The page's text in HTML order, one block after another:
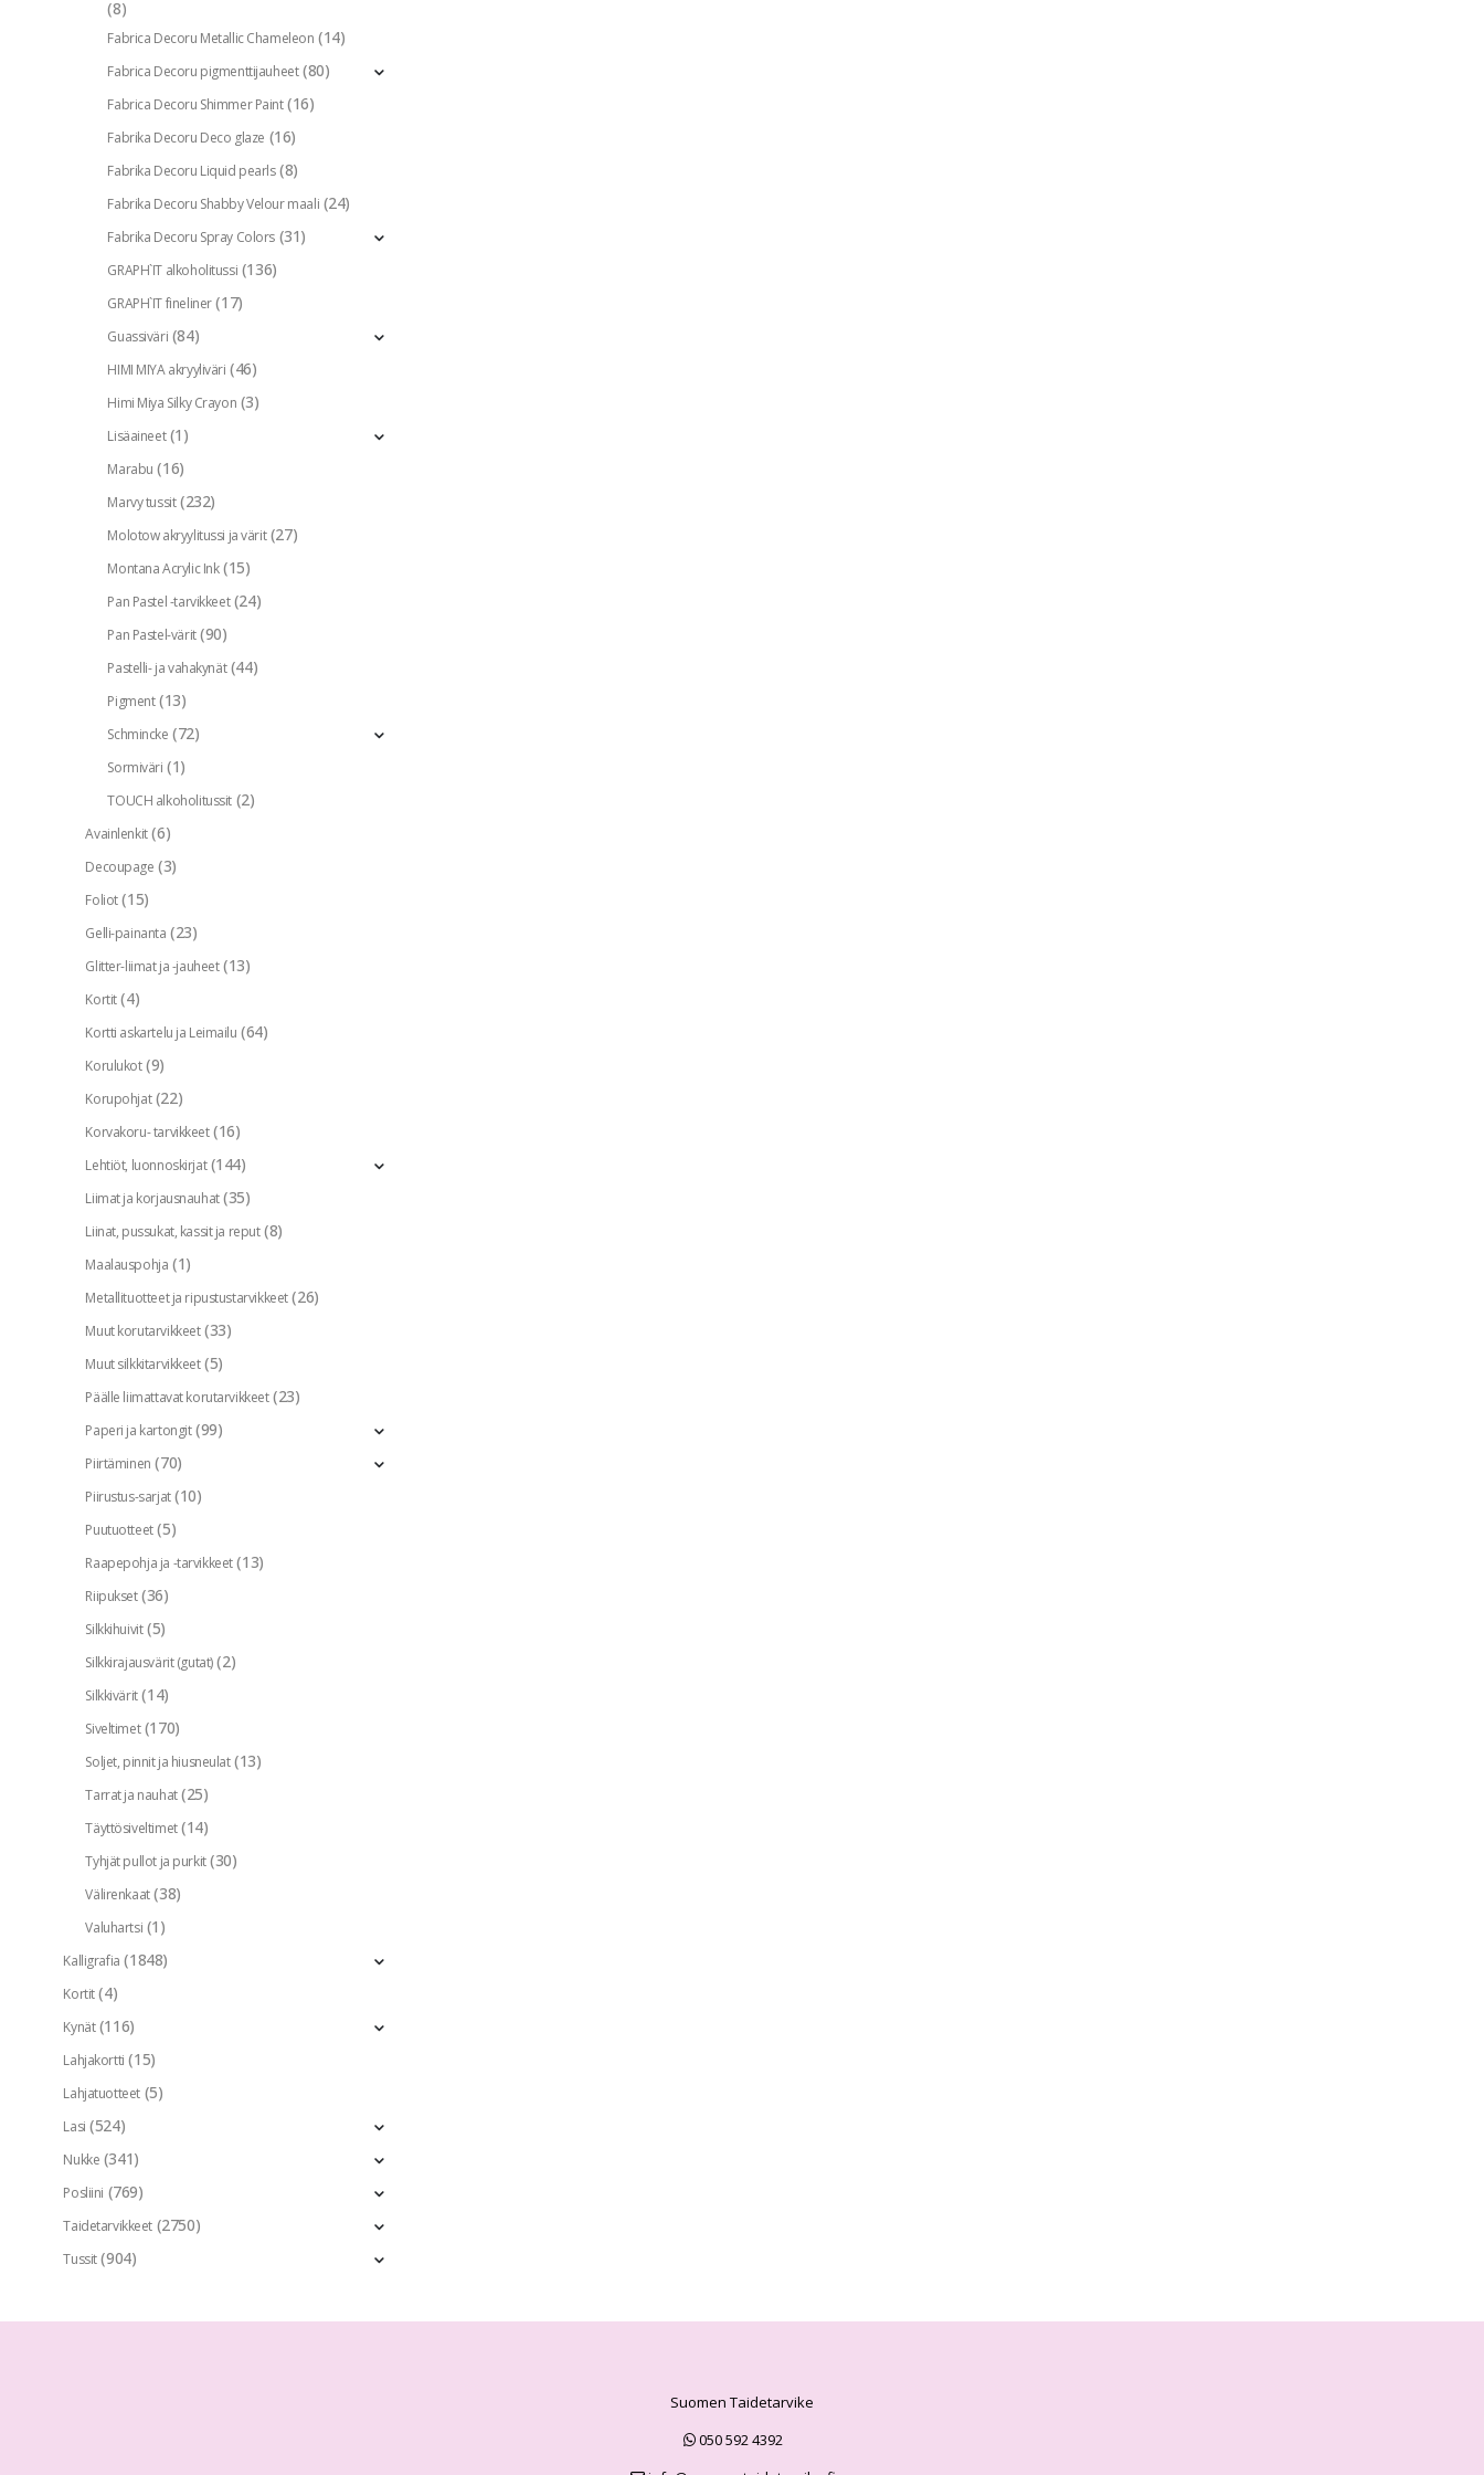
(8)
Fabrica Decoru Metallic Chameleon (14)
Fabrica Decoru pigmenttijauheet (80)
Fabrica Decoru Shimmer Paint (16)
Fabrika Decoru Deco glaze (16)
Fabrika Decoru Liquid pearls (8)
Fabrika Decoru Shabby Velour maali (24)
Fabrika Decoru Spray Colors (31)
GRAPH`IT alkoholitussi (136)
GRAPH`IT fineliner (17)
Guassiväri (84)
HIMI MIYA akryyliväri (46)
Himi Miya Silky Crayon (3)
Lisäaineet (1)
Marabu (16)
Marvy tussit (232)
Molotow akryylitussi ja värit (27)
Montana Acrylic Ink (15)
Pan Pastel -tarvikkeet (24)
Pan Pastel-värit (90)
Pastelli- ja vahakynät (44)
Pigment (13)
Schmincke (72)
Sormiväri (1)
TOUCH alkoholitussit (2)
Avainlenkit (6)
Decoupage (3)
Foliot (15)
Gelli-painanta (23)
Glitter-liimat ja -jauheet (13)
Kortit (4)
Kortti askartelu ja Leimailu (64)
Korulukot (9)
Korupohjat (22)
Korvakoru- tarvikkeet (16)
Lehtiöt, luonnoskirjat (144)
Liimat ja korjausnauhat (35)
Liinat, pussukat, kassit ja reput (8)
Maalauspohja (1)
Metallituotteet ja ripustustarvikkeet (26)
Muut korutarvikkeet (33)
Muut silkkitarvikkeet (5)
Päälle liimattavat korutarvikkeet (23)
Paperi ja kartongit (99)
Piirtäminen (70)
Piirustus-sarjat (10)
Puutuotteet (5)
Raapepohja ja -tarvikkeet (13)
Riipukset (36)
Silkkihuivit (5)
Silkkirajausvärit (gutat) (2)
Silkkivärit (14)
Siveltimet (170)
Soljet, pinnit ja hiusneulat (13)
Tarrat ja nauhat (25)
Täyttösiveltimet (14)
Tyhjät pullot ja purkit (30)
Välirenkaat (38)
Valuhartsi (1)
Kalligrafia (1848)
Kortit (4)
Kynät (116)
Lahjakortti (15)
Lahjatuotteet (5)
Lasi (524)
Nukke (341)
Posliini (769)
Taidetarvikkeet (2750)
Tussit (904)
Suomen Taidetarvike
050 592 4392